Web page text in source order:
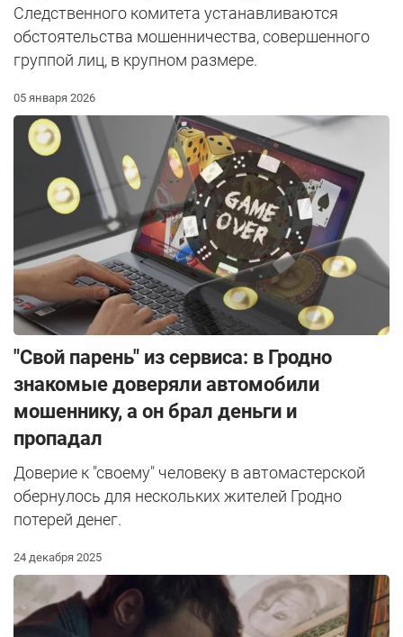
Следственного комитета устанавливаются
обстоятельства мошенничества, совершенного
группой лиц, в крупном размере.
05 января 2026
"Свой парень" из сервиса: в Гродно
знакомые доверяли автомобили
мошеннику, а он брал деньги и
пропадал
Доверие к "своему" человеку в автомастерской
обернулось для нескольких жителей Гродно
потерей денег.
24 декабря 2025